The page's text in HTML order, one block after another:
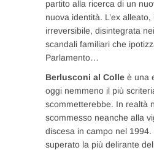
partito alla ricerca di un
nuova identità. L’ex alleato,
irreversibile, disintegrata
scandali familiari che
Parlamento…
Berlusconi al Colle è una
oggi nemmeno il più
scommetterebbe. In realtà
scommesso neanche alla
discesa in campo nel
superato la più delirante